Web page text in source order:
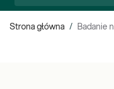
Strona główna / Badanie